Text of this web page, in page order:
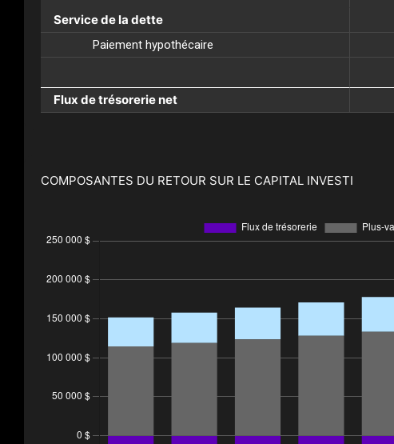
Service de la dette
Paiement hypothécaire
Flux de trésorerie net
COMPOSANTES DU RETOUR SUR LE CAPITAL INVESTI